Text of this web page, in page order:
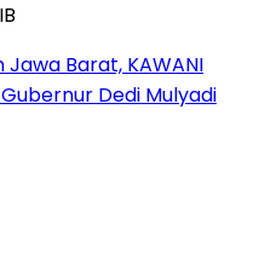
Barat, KAWANI
Dedi Mulyadi